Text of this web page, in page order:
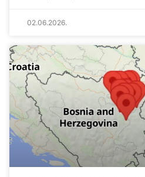
02.06.2026.